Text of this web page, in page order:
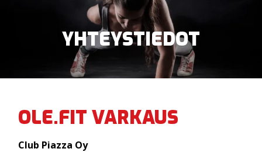
YHTEYSTIEDOT
OLE.FIT VARKAUS
Club Piazza Oy